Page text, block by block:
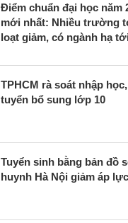
Điểm chuẩn đại học năm
mới nhất: Nhiều trường
loạt giảm, có ngành hạ
TPHCM rà soát nhập
tuyển bổ sung lớp 10
Tuyển sinh bằng bản đồ
huynh Hà Nội giảm áp lực